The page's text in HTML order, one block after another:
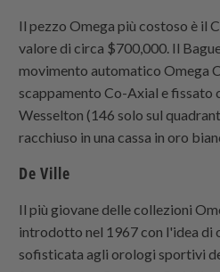
Il pezzo Omega più costoso è il
valore di circa $700,000. Il
movimento automatico Omega
scappamento Co-Axial e fissato
Wesselton (146 solo sul
racchiuso in una cassa in oro
De Ville
Il più giovane delle collezioni
introdotto nel 1967 con l'idea di
sofisticata agli orologi sportivi